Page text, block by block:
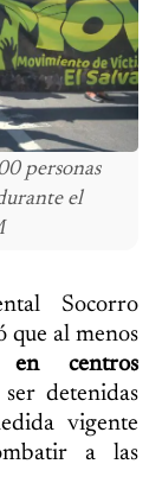
personas
el
Socorro
al menos
centros
detenidas
vigente
a las